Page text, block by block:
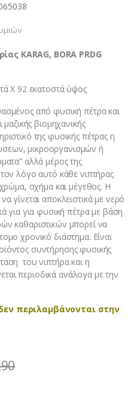
KARAG, BORA PRDG
Χ 92 εκατοστά ύψος
από φυσική πέτρα και
μαζικής βιομηχανικής
της φυσικής πέτρας η
μικροοργανισμών ή
αλλά μέρος της
λόγο αυτό κάθε νιπτήρας
χρώμα, σχήμα και μέγεθος. Η
γίνεται αποκλειστικά με νερό
για για φυσική πέτρα με βάση
καθαριστικών μπορεί να
χρονικό διάστημα. Είναι
συντήρησης φυσικής
του νιπτήρα και η
περιοδικά ανάλογα με την
περιλαμβάνονται στην